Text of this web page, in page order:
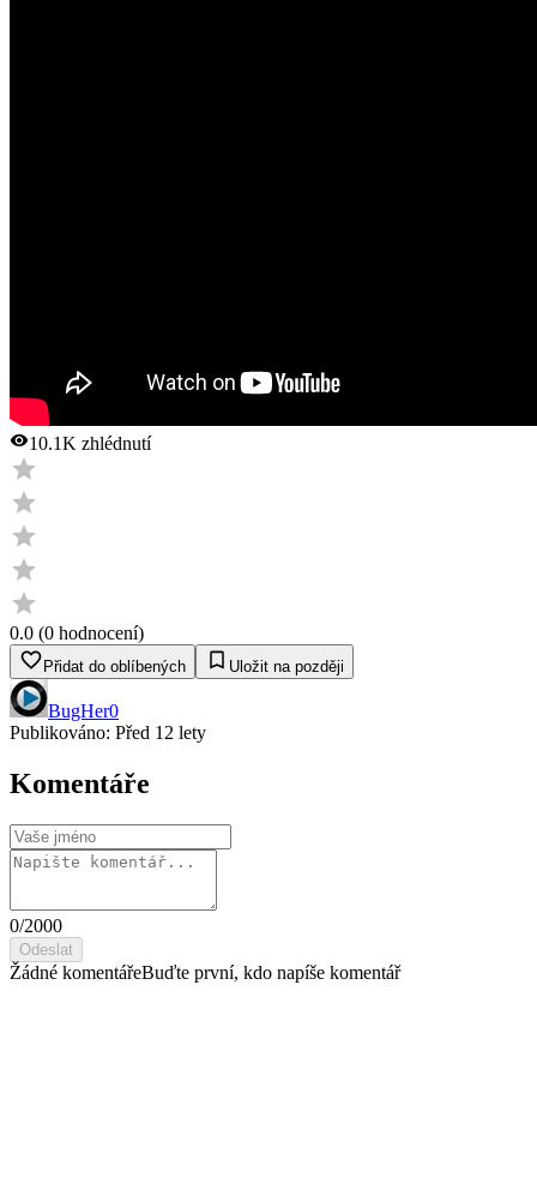
10.1K zhlédnutí
0.0 (0 hodnocení)
Přidat do oblíbených Uložit na později
BugHer0
Publikováno: Před 12 lety
Komentáře
0/2000
Odeslat
Žádné komentářeBuďte první, kdo napíše komentář